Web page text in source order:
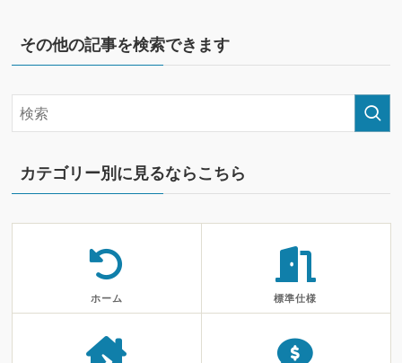
その他の記事を検索できます
カテゴリー別に見るならこちら
ホーム 標準仕様